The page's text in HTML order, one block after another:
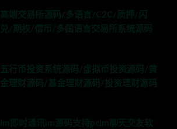
高端交易所源码/多语言/C2C/质押/闪
兑/期权/借币/多国语言交易所系统源码
五行币投资系统源码/虚拟币投资源码/黄
金理财源码/基金理财源码/投资理财源码
im即时通讯im源码支持pcim聊天交友软